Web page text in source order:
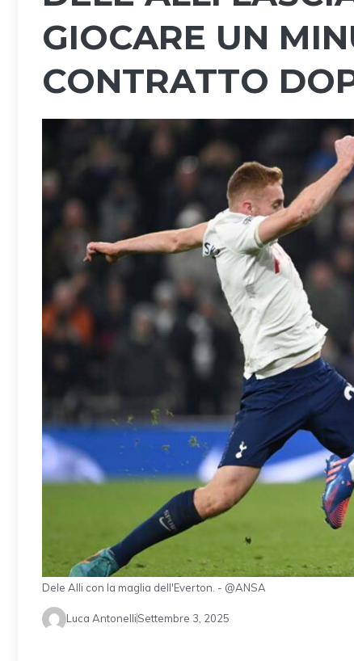
GIOCARE UN
CONTRATTO
Dele Alli con la maglia dell'Everton. - @ANSA
Luca AntonelliSettembre 3, 2025